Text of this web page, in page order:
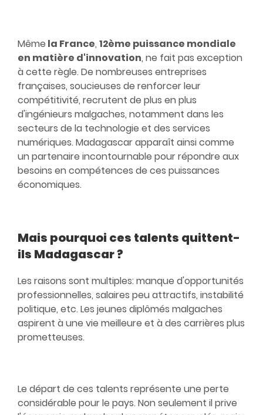
Même la France, 12ème puissance mondiale
en matière d'innovation, ne fait pas exception
à cette règle. De nombreuses entreprises
françaises, soucieuses de renforcer leur
compétitivité, recrutent de plus en plus
d'ingénieurs malgaches, notamment dans les
secteurs de la technologie et des services
numériques. Madagascar apparaît ainsi comme
un partenaire incontournable pour répondre aux
besoins en compétences de ces puissances
économiques.
Mais pourquoi ces talents quittent-
ils Madagascar ?
Les raisons sont multiples: manque d'opportunités
professionnelles, salaires peu attractifs, instabilité
politique, etc. Les jeunes diplômés malgaches
aspirent à une vie meilleure et à des carrières plus
prometteuses.
Le départ de ces talents représente une perte
considérable pour le pays. Non seulement il prive